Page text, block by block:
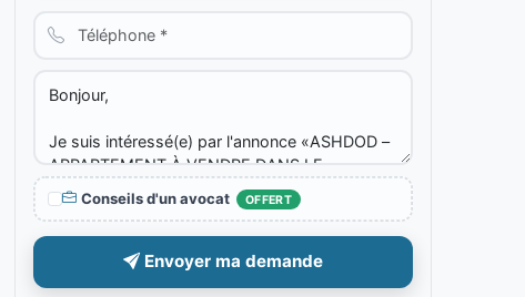
Conseils d'un avocat OFFERT
Envoyer ma demande